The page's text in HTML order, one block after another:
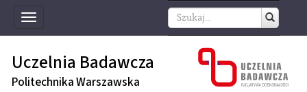
Toggle
navigation
Uczelnia Badawcza
Politechnika Warszawska